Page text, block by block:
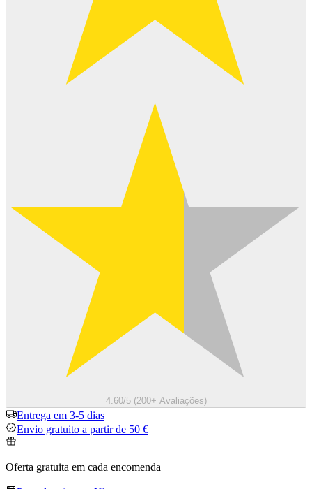
4.60/5 (200+ Avaliações)
Entrega em 3-5 dias
Envio gratuito a partir de 50 €
Oferta gratuita em cada encomenda